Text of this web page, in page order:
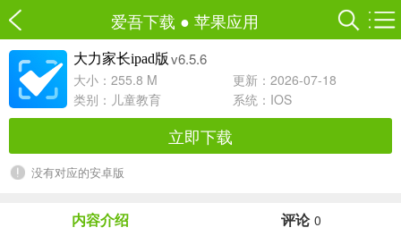
爱吾下载 ● 苹果应用
大力家长ipad版 v6.5.6
大小：255.8 M
更新：2026-07-18
类别： 儿童教育 系统：IOS
立即下载
没有对应的安卓版
内容介绍 评论 0